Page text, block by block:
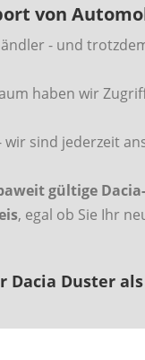
von
- und
haben wir
wir sind jederzeit
gültige
, egal ob Sie Ihr
Duster